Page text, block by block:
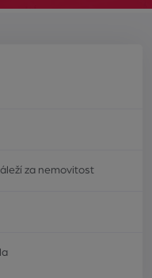
za nemovitost